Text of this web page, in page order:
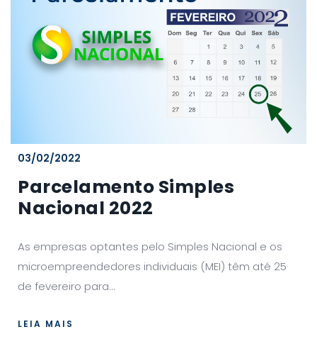
03/02/2022
Parcelamento Simples
Nacional 2022
As empresas optantes pelo Simples Nacional e os
microempreendedores individuais (MEI) têm até 25
de fevereiro para...
LEIA MAIS